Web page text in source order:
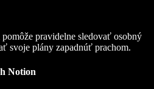
pravidelne sledovať osobný
svoje plány zapadnúť prachom.
Notion